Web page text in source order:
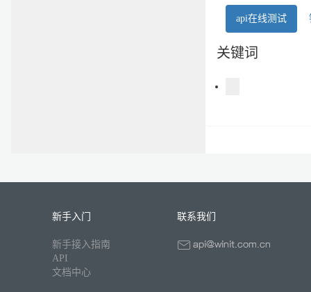
api在线测试
关键词
新手入门
新手接入指南
API
文档中心
联系我们